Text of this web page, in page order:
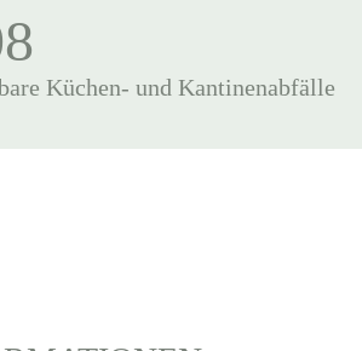
Küchen- und Kantinenabfälle